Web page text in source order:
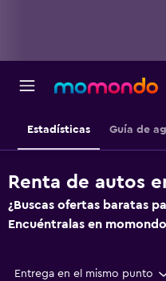
Estadísticas Guía de
Renta de autos
¿Buscas ofertas baratas
Encuéntralas en
Entrega en el mismo punto